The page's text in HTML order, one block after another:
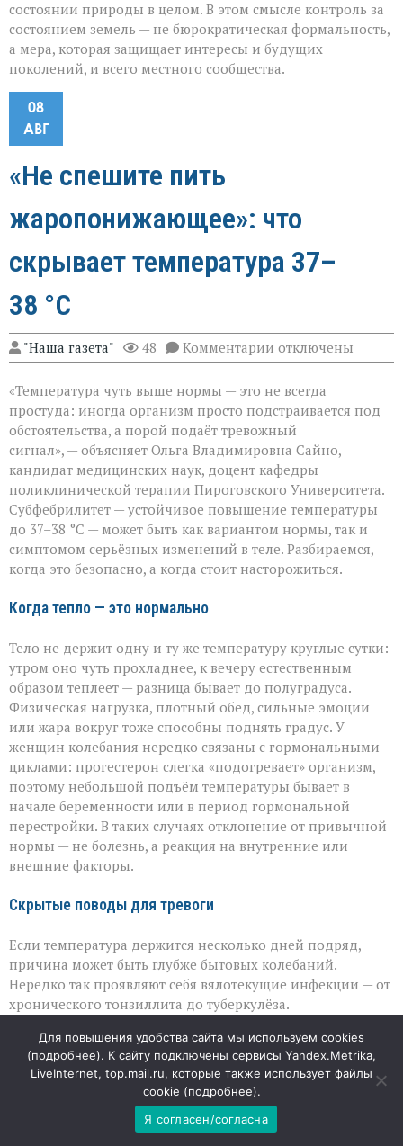
состоянии природы в целом. В этом смысле контроль за
состоянием земель — не бюрократическая формальность,
а мера, которая защищает интересы и будущих
поколений, и всего местного сообщества.
08
АВГ
«Не спешите пить
жаропонижающее»: что
скрывает температура 37–
38 °C
"Наша газета" 48 Комментарии к
записи
спешите
пить
что
скрывает
температура
37–
38 °C
отключены
«Температура чуть выше нормы — это не всегда
простуда: иногда организм просто подстраивается под
обстоятельства, а порой подаёт тревожный
сигнал», — объясняет Ольга Владимировна Сайно,
кандидат медицинских наук, доцент кафедры
поликлинической терапии Пироговского Университета.
Субфебрилитет — устойчивое повышение температуры
до 37–38 °C — может быть как вариантом нормы, так и
симптомом серьёзных изменений в теле. Разбираемся,
когда это безопасно, а когда стоит насторожиться.
Когда тепло — это нормально
Тело не держит одну и ту же температуру круглые сутки:
утром оно чуть прохладнее, к вечеру естественным
образом теплеет — разница бывает до полуградуса.
Физическая нагрузка, плотный обед, сильные эмоции
или жара вокруг тоже способны поднять градус. У
женщин колебания нередко связаны с гормональными
циклами: прогестерон слегка «подогревает» организм,
поэтому небольшой подъём температуры бывает в
начале беременности или в период гормональной
перестройки. В таких случаях отклонение от привычной
нормы — не болезнь, а реакция на внутренние или
внешние факторы.
Скрытые поводы для тревоги
Если температура держится несколько дней подряд,
причина может быть глубже бытовых колебаний.
Нередко так проявляют себя вялотекущие инфекции — от
хронического тонзиллита до туберкулёза.
аутоиммунные процессы, воспаления в кишечнике, сбои
в работе щитовидной железы или надпочечников.
Иногда субфебрилитет становится спутником синдрома
хронической усталости или онкологических
заболеваний. Отдельно стоит помнить о лекарствах:
Для повышения удобства сайта мы используем cookies
(подробнее). К сайту подключены сервисы Yandex.Metrika,
LiveInternet, top.mail.ru, которые также использует файлы
cookie (подробнее).
Я согласен/согласна